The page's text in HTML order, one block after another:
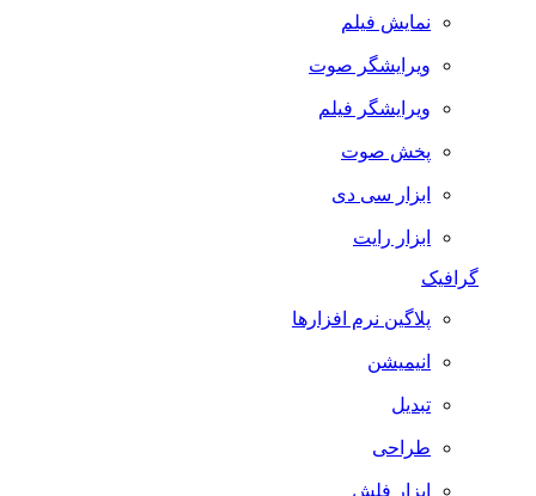
نمایش فیلم
ویرایشگر صوت
ویرایشگر فیلم
پخش صوت
ابزار سی دی
ابزار رایت
گرافیک
پلاگین نرم افزارها
انیمیشن
تبدیل
طراحی
ابزار فلش